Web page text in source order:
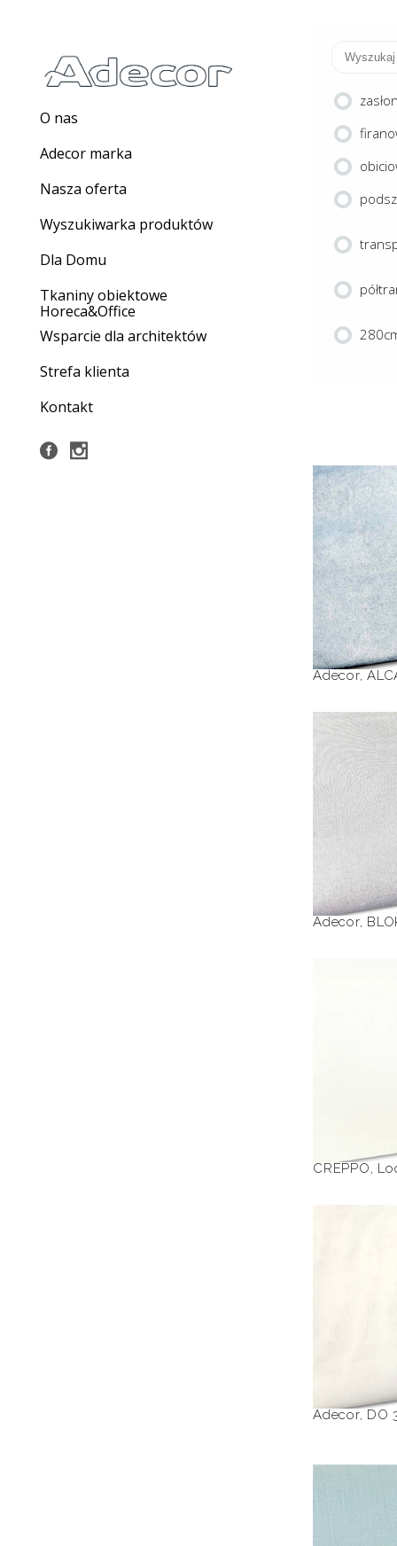
O nas
Adecor marka
Nasza oferta
Wyszukiwarka produktów
Dla Domu
Tkaniny obiektowe
Horeca&Office
Wsparcie dla architektów
Strefa klienta
Kontakt
Adecor,
Adecor,
CREPPO,
Adecor, DO